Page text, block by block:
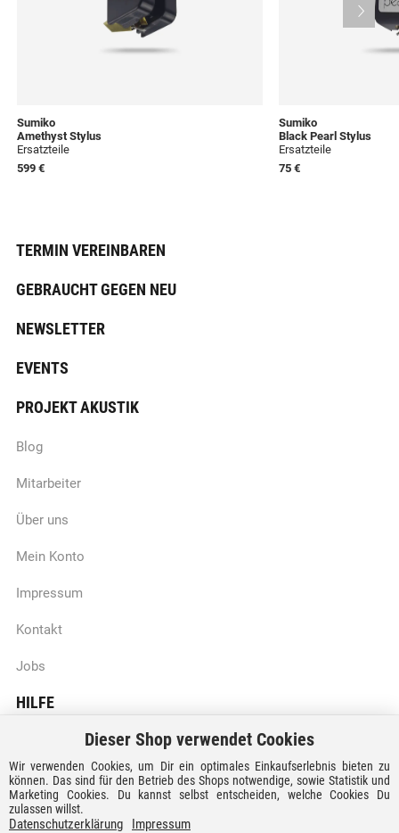
Sumiko
Amethyst Stylus
Ersatzteile
599 €
Sumiko
Black Pearl Stylus
Ersatzteile
75 €
TERMIN VEREINBAREN
GEBRAUCHT GEGEN NEU
NEWSLETTER
EVENTS
PROJEKT AKUSTIK
Blog
Mitarbeiter
Über uns
Mein Konto
Impressum
Kontakt
Jobs
HILFE
Batteriegesetzhinweise
Vertrag widerrufen
Versandkosten und Lieferzeiten
Dieser Shop verwendet Cookies
Wir verwenden Cookies, um Dir ein optimales Einkaufserlebnis bieten zu
können. Das sind für den Betrieb des Shops notwendige, sowie Statistik und
Marketing Cookies. Du kannst selbst entscheiden, welche Cookies Du
zulassen willst.
Datenschutzerklärung Impressum